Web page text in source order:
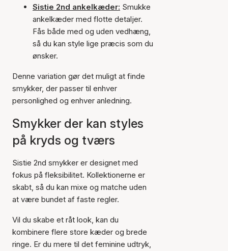
Sistie 2nd ankelkæder: Smukke
ankelkæder med flotte detaljer.
Fås både med og uden vedhæng,
så du kan style lige præcis som du
ønsker.
Denne variation gør det muligt at finde
smykker, der passer til enhver
personlighed og enhver anledning.
Smykker der kan styles
på kryds og tværs
Sistie 2nd smykker er designet med
fokus på fleksibilitet. Kollektionerne er
skabt, så du kan mixe og matche uden
at være bundet af faste regler.
Vil du skabe et råt look, kan du
kombinere flere store kæder og brede
ringe. Er du mere til det feminine udtryk,